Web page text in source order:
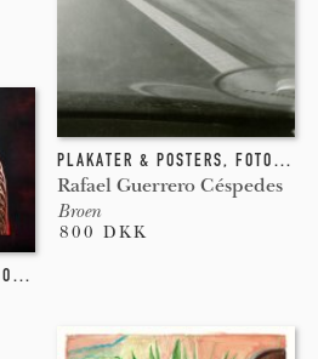
PLAKATER & POSTERS, FOTOGRAFI
Rafael Guerrero Céspedes
Broen
800 DKK